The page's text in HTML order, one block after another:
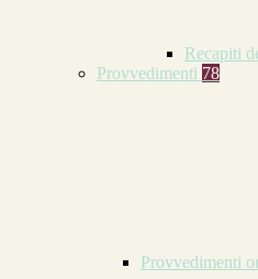
Recapiti
Provvedimenti 78
Provvedimenti